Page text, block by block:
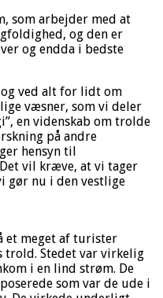
som arbejder med at
og den er
og endda i bedste
ved alt for lidt om
væsner, som vi deler
en videnskab om trolde
på andre
hensyn til
vil kræve, at vi tager
gør nu i den vestlige
et meget af turister
trold. Stedet var virkelig
i en lind strøm. De
som var de ude i